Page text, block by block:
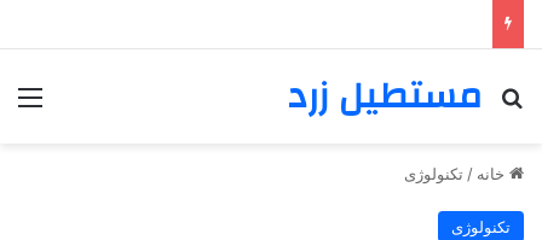
مستطیل زرد
خانه / تکنولوژی
تکنولوژی